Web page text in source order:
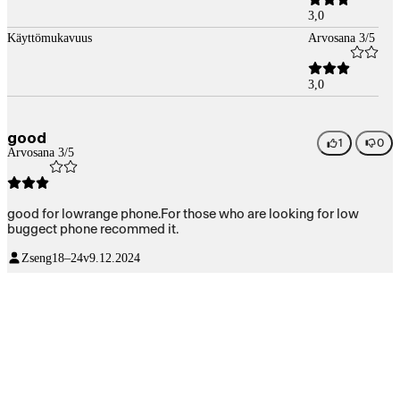
3,0
Käyttömukavuus
Arvosana 3/5
3,0
good
Arvosana 3/5
1 0
good for lowrange phone.For those who are looking for low
buggect phone recommed it.
Zseng18–24v9.12.2024